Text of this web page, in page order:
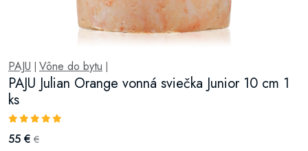
PAJU Vône do bytu
PAJU Julian Orange vonná sviečka Junior 10 cm 1
ks
55 € €